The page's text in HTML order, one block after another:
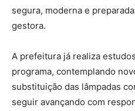
segura, moderna e
gestora.
A prefeitura já realiza
programa, contemplando
substituição das lâmpadas
seguir avançando com